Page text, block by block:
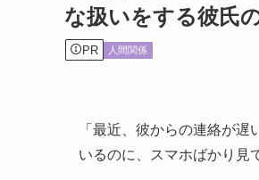
な扱いをする彼氏
PR 人間関係
「最近、彼からの連絡が
いるのに、スマホばかり見